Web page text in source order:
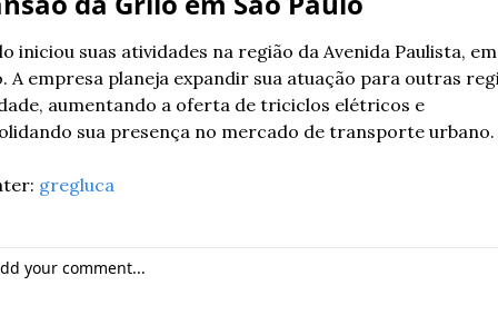
iniciou suas atividades na região da Avenida Paulista, em
A empresa planeja expandir sua atuação para outras
aumentando a oferta de triciclos elétricos e
sua presença no mercado de transporte urbano.
gregluca